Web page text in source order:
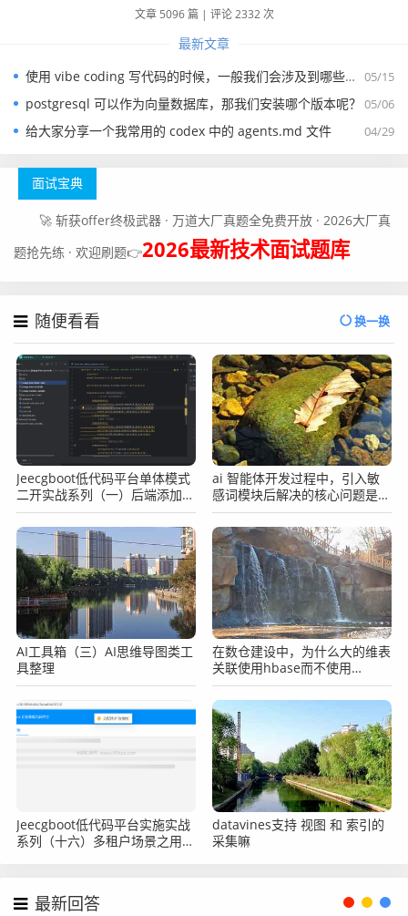
文章 5096 篇 | 评论 2332 次
最新文章
05/15
使用 vibe coding 写代码的时候，一般我们会涉及到哪些提示词？
05/06
postgresql 可以作为向量数据库，那我们安装哪个版本呢？
04/29
给大家分享一个我常用的 codex 中的 agents.md 文件
面试宝典
🚀 斩获offer终极武器 · 万道大厂真题全免费开放 · 2026大厂真
题抢先练 · 欢迎刷题👉2026最新技术面试题库
随便看看 换一换
Jeecgboot低代码平台单体模式
二开实战系列（一）后端添加新
的modules模块
ai 智能体开发过程中，引入敏
感词模块后解决的核心问题是什
么？
AI工具箱（三）AI思维导图类工
具整理
在数仓建设中，为什么大的维表
关联使用hbase而不使用
paimon？
Jeecgboot低代码平台实施实战
系列（十六）多租户场景之用户
datavines支持 视图 和 索引的
采集嘛
最新回答